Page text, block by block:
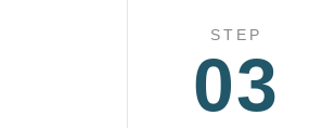
STEP
03